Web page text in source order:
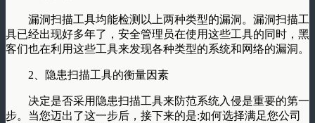
漏洞扫描工具均能检测以上两种类型的漏洞。漏洞扫描工
具已经出现好多年了，安全管理员在使用这些工具的同时，黑
客们也在利用这些工具来发现各种类型的系统和网络的漏洞。
2、隐患扫描工具的衡量因素
决定是否采用隐患扫描工具来防范系统入侵是重要的第一
步。当您迈出了这一步后，接下来的是:如何选择满足您公司